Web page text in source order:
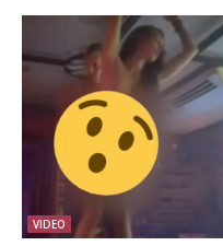
VIDEO